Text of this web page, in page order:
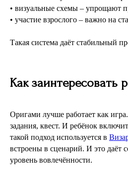
• визуальные схемы – упрощают
• участие взрослого – важно на
Такая система даёт стабильный
Как заинтересовать
Оригами лучше работает как
задания, квест. И ребёнок
такой подход используется в
встроены в сценарий. И это даёт
уровень вовлечённости.